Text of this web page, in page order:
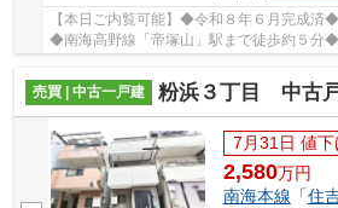
【本日ご内覧可能】◆令和８年６月完成済
◆南海高野線「帝塚山」駅まで徒歩約５分
売買 | 中古一戸建
粉浜３丁目 中古
7月31日 値下
2,580万円
南海本線 「住